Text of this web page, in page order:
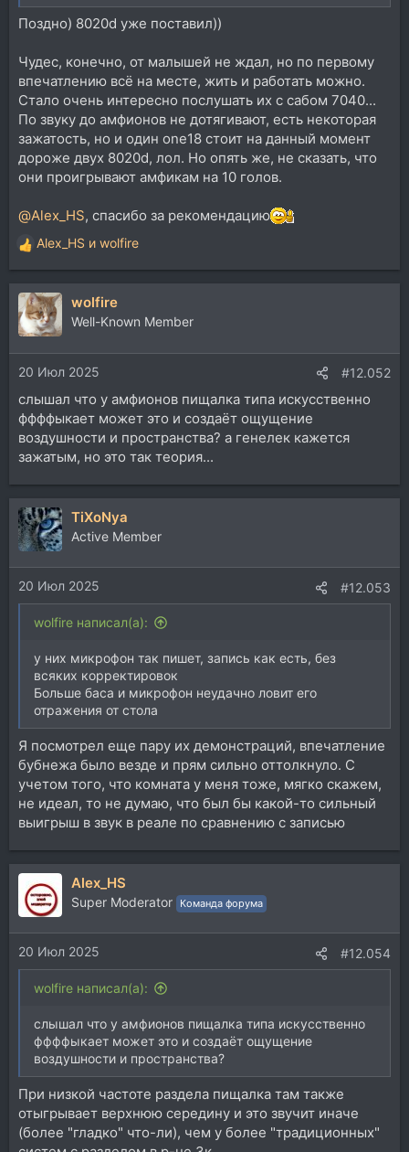
Поздно) 8020d уже поставил))
Чудес, конечно, от малышей не ждал, но по первому
впечатлению всё на месте, жить и работать можно.
Стало очень интересно послушать их с сабом 7040...
По звуку до амфионов не дотягивают, есть некоторая
зажатость, но и один one18 стоит на данный момент
дороже двух 8020d, лол. Но опять же, не сказать, что
они проигрывают амфикам на 10 голов.
@Alex_HS, спасибо за рекомендацию
Р
е
а
к
ц
и
и
:
Alex_HS и wolfire
wolfire
Well-Known Member
20 Июл 2025 #12.052
слышал что у амфионов пищалка типа искусственно
ффффыкает может это и создаёт ощущение
воздушности и пространства? а генелек кажется
зажатым, но это так теория...
TiXoNya
Active Member
20 Июл 2025 #12.053
wolfire написал(а):
у них микрофон так пишет, запись как есть, без
всяких корректировок
Больше баса и микрофон неудачно ловит его
отражения от стола
Я посмотрел еще пару их демонстраций, впечатление
бубнежа было везде и прям сильно оттолкнуло. С
учетом того, что комната у меня тоже, мягко скажем,
не идеал, то не думаю, что был бы какой-то сильный
выигрыш в звук в реале по сравнению с записью
Alex_HS
Super Moderator Команда форума
20 Июл 2025 #12.054
wolfire написал(а):
слышал что у амфионов пищалка типа искусственно
ффффыкает может это и создаёт ощущение
воздушности и пространства?
При низкой частоте раздела пищалка там также
отыгрывает верхнюю середину и это звучит иначе
(более "гладко" что-ли), чем у более "традиционных"